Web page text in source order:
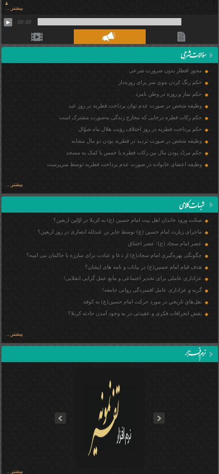
بیشتر...
00:00
کتاب الضمان - جلسه 012 - 1404/08/04
مجوز افطار بدون ضرورت شرعی
حکم رنگ کردن موی سر برای روزه‌دار
حکم نماز و روزه در وطن نامزد
وظیفه شخص در صورت عدم توان پرداخت فطریه در روز عید
حکم زکات فطره درجایی که مخارج زندگی به‌صورت مشترک است
حکم پرداخت فطریه در روز اختلاف رؤیت هلال ماه شوّال
وظیفه شخص در صورت تردید در فطریه بودن دو مال مشابه
حکم مردّد بودن مال بین زکات فطره یا خمس یا کمک به مسجد
وظیفه اعضای خانواده در صورت عدم پرداخت فطریه توسط سرپرست
بیشتر...
صحّت ورود خاندان اهل ‏بیت امام حسین (ع) به کربلا در اوّلین اربعین؟
ماجرای زیارت امام حسین (ع) توسط جابر بن عبدلله انصاری در روز اربعین؟
عصر امام سجاد (ع)؛ عصر اختناق
چگونگی بهره‌گيری امام سجاد(ع) از دعا و عبادت برای مبارزه با حاكمان بنی اميه؟
هدف قیام امام حسین(ع) در بیانات و نامه های ایشان؟
عزاداری عاملی برای تخدیر اجتماعی و مانع عمل گرایی انقلابی!
گریه و عزاداری عامل افسردگی روانی جامعه!
نقل‌هاي تاريخي در مورد حركت امام حسين(ع) به كوفه
نقش انحرافات فکری و عقیدتی در به وجود آمدن حادثه كربلا؟
بیشتر...
prev next
بیشتر...